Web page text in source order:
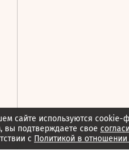
сайте используются cookie-
вы подтверждаете свое
с Политикой в